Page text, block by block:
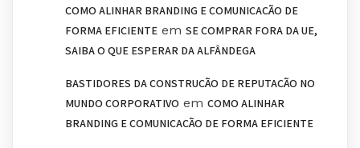
COMO ALINHAR BRANDING E COMUNICAÇÃO DE
FORMA EFICIENTE em SE COMPRAR FORA DA UE,
SAIBA O QUE ESPERAR DA ALFÂNDEGA
BASTIDORES DA CONSTRUÇÃO DE REPUTAÇÃO NO
MUNDO CORPORATIVO em COMO ALINHAR
BRANDING E COMUNICAÇÃO DE FORMA EFICIENTE